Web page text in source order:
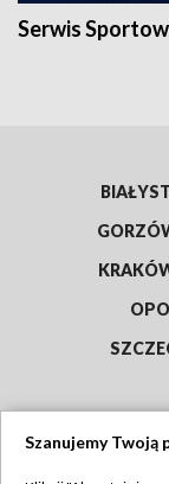
Serwis
Szanujemy Twoją